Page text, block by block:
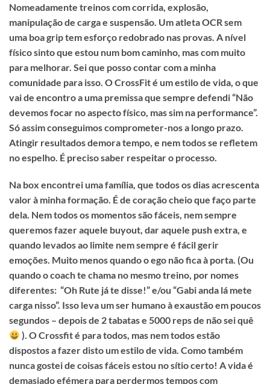
Nomeadamente treinos com corrida, explosão,
manipulação de carga e suspensão. Um atleta OCR sem
uma boa grip tem esforço redobrado nas provas. A nível
físico sinto que estou num bom caminho, mas com muito
para melhorar. Sei que posso contar com a minha
comunidade para isso. O CrossFit é um estilo de vida, o que
vai de encontro a uma premissa que sempre defendi “Não
devemos focar no aspecto físico, mas sim na performance”.
Só assim conseguimos comprometer-nos a longo prazo.
Atingir resultados demora tempo, e nem todos se refletem
no espelho. É preciso saber respeitar o processo.
Na box encontrei uma família, que todos os dias acrescenta
valor à minha formação. É de coração cheio que faço parte
dela. Nem todos os momentos são fáceis, nem sempre
queremos fazer aquele buyout, dar aquele push extra, e
quando levados ao limite nem sempre é fácil gerir
emoções. Muito menos quando o ego não fica à porta. (Ou
quando o coach te chama no mesmo treino, por nomes
diferentes: “Oh Rute já te disse!” e/ou “Gabi anda lá mete
carga nisso”. Isso leva um ser humano à exaustão em poucos
segundos – depois de 2 tabatas e 5000 reps de não sei quê
). O Crossfit é para todos, mas nem todos estão
dispostos a fazer disto um estilo de vida. Como também
nunca gostei de coisas fáceis estou no sítio certo! A vida é
demasiado efémera para perdermos tempos com